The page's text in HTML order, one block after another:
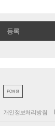
PC버전
개인정보처리방침